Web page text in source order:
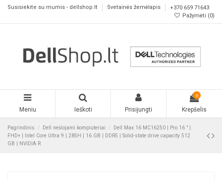
Susisiekite su mumis - dellshop.lt Svetainės žemėlapis
+370 659 71643
Pažymėti (0)
Meniu Ieškoti Prisijungti
0
Krepšelis
Pagrindinis Dell nešiojami kompiuteriai
Dell Max 16 MC16250 | Pro 16 " |
FHD+ | Intel Core Ultra 9 | 285H | 16 GB | DDR5 | Solid-state drive capacity 512
GB | NVIDIA R